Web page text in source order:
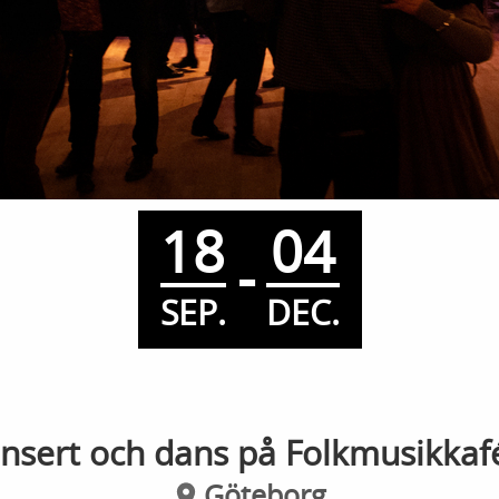
18
SEP. - 04
DEC.
och dans på